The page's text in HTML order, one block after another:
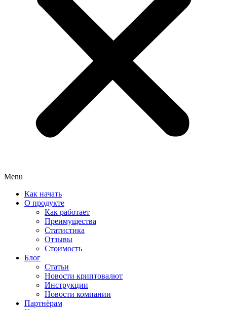
Menu
Как начать
О продукте
Как работает
Преимущества
Статистика
Отзывы
Стоимость
Блог
Статьи
Новости криптовалют
Инструкции
Новости компании
Партнёрам